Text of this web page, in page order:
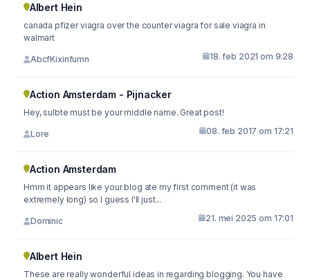
Albert Hein
canada pfizer viagra over the counter viagra for sale viagra in
walmart
AbcfKixinfumn 18. feb 2021 om 9:28
Action Amsterdam - Pijnacker
Hey, sulbte must be your middle name. Great post!
Lore 08. feb 2017 om 17:21
Action Amsterdam
Hmm it appears like your blog ate my first comment (it was
extremely long) so I guess I'll just...
Dominic 21. mei 2025 om 17:01
Albert Hein
These are really wonderful ideas in regarding blogging. You have